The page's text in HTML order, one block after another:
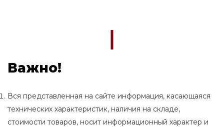
Важно!
Вся представленная на сайте информация, касающаяся
технических характеристик, наличия на складе,
стоимости товаров, носит информационный характер и